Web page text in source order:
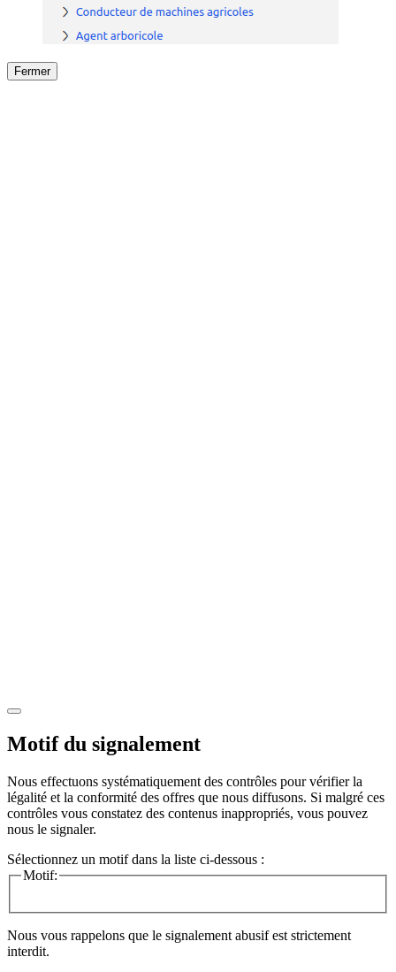
Fermer
Motif du signalement
Nous effectuons systématiquement des contrôles pour vérifier la
légalité et la conformité des offres que nous diffusons. Si malgré ces
contrôles vous constatez des contenus inappropriés, vous pouvez
nous le signaler.
Sélectionnez un motif dans la liste ci-dessous :
Motif:
Nous vous rappelons que le signalement abusif est strictement
interdit.